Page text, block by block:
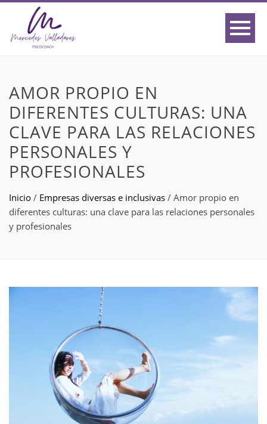
AMOR PROPIO EN
DIFERENTES CULTURAS: UNA
CLAVE PARA LAS RELACIONES
PERSONALES Y
PROFESIONALES
Inicio / Empresas diversas e inclusivas / Amor propio en
diferentes culturas: una clave para las relaciones personales
y profesionales